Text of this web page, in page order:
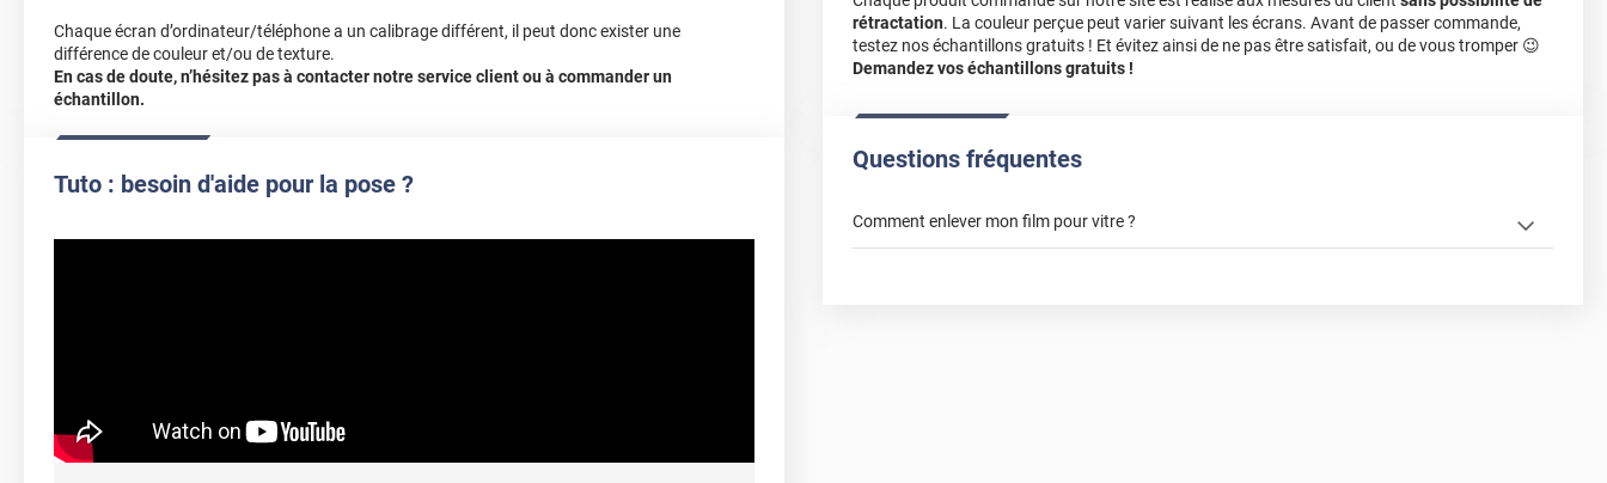
Chaque écran d’ordinateur/téléphone a un calibrage différent, il peut donc exister une
différence de couleur et/ou de texture.
En cas de doute, n’hésitez pas à contacter notre service client ou à commander un
échantillon.
Tuto : besoin d'aide pour la pose ?
rétractation. La couleur perçue peut varier suivant les écrans. Avant de passer commande,
testez nos échantillons gratuits ! Et évitez ainsi de ne pas être satisfait, ou de vous tromper 😉
Demandez vos échantillons gratuits !
Questions fréquentes
Comment enlever mon film pour vitre ?